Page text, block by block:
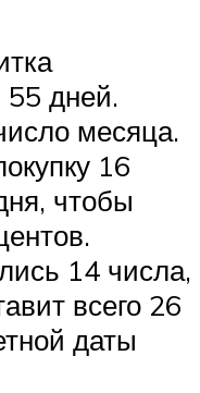
55 дней.
месяца.
16
чтобы
14 числа,
всего 26
даты